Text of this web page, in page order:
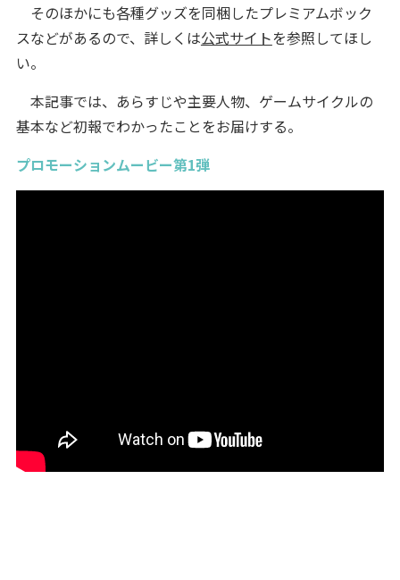
そのほかにも各種グッズを同梱したプレミアムボック
スなどがあるので、詳しくは公式サイトを参照してほし
い。
本記事では、あらすじや主要人物、ゲームサイクルの
基本など初報でわかったことをお届けする。
プロモーションムービー第1弾